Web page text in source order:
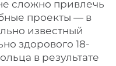
сложно привлечь
проекты — в
известный
здорового 18-
в результате